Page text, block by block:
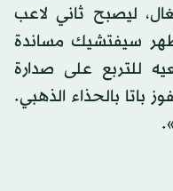
في البرتغال، ليصبح ثاني لاعب
سيفتشيك مساندة
للتربع على صدارة
باتا بالحذاء الذهبي.